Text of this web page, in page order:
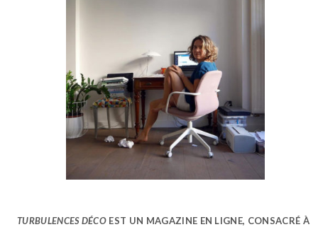
TURBULENCES DÉCO EST UN MAGAZINE EN LIGNE, CONSACRÉ À